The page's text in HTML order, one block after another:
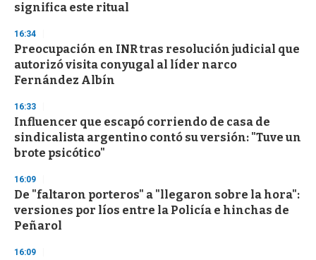
significa este ritual
16:34
Preocupación en INR tras resolución judicial que
autorizó visita conyugal al líder narco
Fernández Albín
16:33
Influencer que escapó corriendo de casa de
sindicalista argentino contó su versión: "Tuve un
brote psicótico"
16:09
De "faltaron porteros" a "llegaron sobre la hora":
versiones por líos entre la Policía e hinchas de
Peñarol
16:09